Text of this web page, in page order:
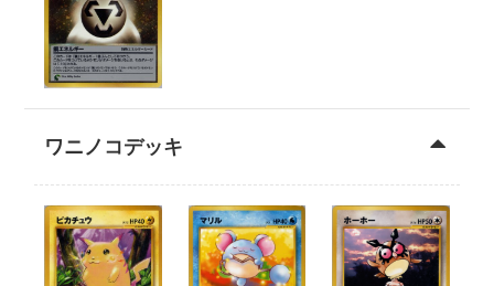
ワニノコデッキ